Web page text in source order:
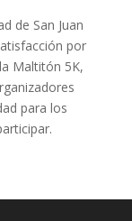
de San Juan
por
Maltitón 5K,
para los